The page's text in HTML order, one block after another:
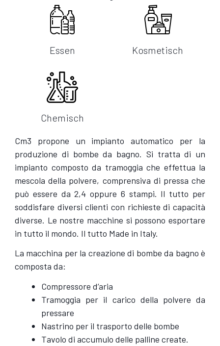
Essen Kosmetisch
Chemisch
Cm3 propone un impianto automatico per la
produzione di bombe da bagno. Si tratta di un
impianto composto da tramoggia che effettua la
mescola della polvere, comprensiva di pressa che
può essere da 2,4 oppure 6 stampi. Il tutto per
soddisfare diversi clienti con richieste di capacità
diverse. Le nostre macchine si possono esportare
in tutto il mondo. Il tutto Made in Italy.
La macchina per la creazione di bombe da bagno è
composta da:
Compressore d’aria
Tramoggia per il carico della polvere da
pressare
Nastrino per il trasporto delle bombe
Tavolo di accumulo delle palline create.